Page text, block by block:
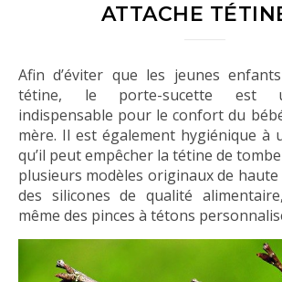
ATTACHE
Afin d’éviter que les jeunes enfants ne perdent la
tétine, le porte-sucette est
indispensable pour le confort du
mère. Il est également hygiénique à
qu’il peut empêcher la tétine de
plusieurs modèles originaux de
des silicones de qualité
même des pinces à tétons